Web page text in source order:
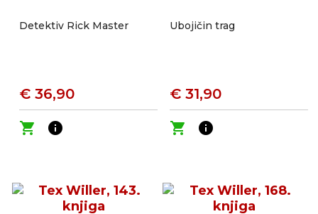
Detektiv Rick Master
€ 36,90
shopping_cart
info
Ubojičin trag
€ 31,90
shopping_cart
info